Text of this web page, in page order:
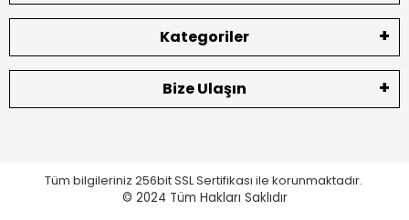
Kategoriler
Bize Ulaşın
Tüm bilgileriniz 256bit SSL Sertifikası ile korunmaktadır.
© 2024 Tüm Hakları Saklıdır